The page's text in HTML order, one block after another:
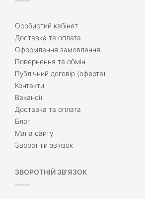
Особистий кабінет
Доставка та оплата
Оформлення замовлення
Повернення та обмін
Публічний договір (оферта)
Контакти
Вакансії
Доставка та оплата
Блог
Мапа сайту
Зворотній зв’язок
ЗВОРОТНІЙ ЗВ'ЯЗОК